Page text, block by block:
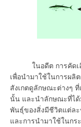
ในอดีต การคัดเลือ
เพื่อนำมาใช้ในการผลิ
สังเกตดูลักษณะต่างๆ
นั้น และนำลักษณะที่ได้
พันธุ์ของสิ่งมีชีวิตแต่ละ
และการนำมาใช้ในก